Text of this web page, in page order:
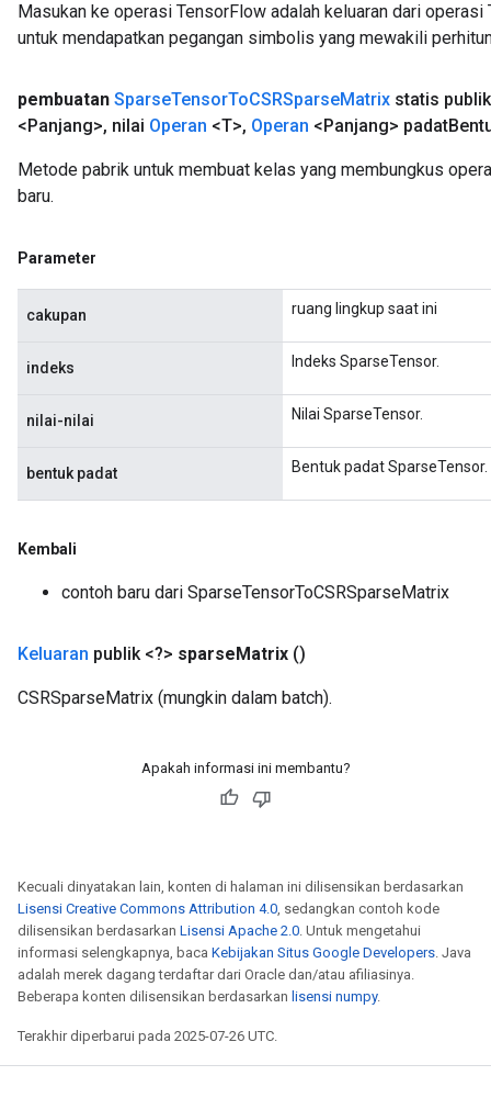
Masukan ke operasi TensorFlow adalah keluaran dari
untuk mendapatkan pegangan simbolis yang mewakili
pembuatan SparseTensorToCSRSparseMatrix statis publik
<Panjang>, nilai Operan <T>, Operan <Panjang> padat
Metode pabrik untuk membuat kelas yang membungkus
baru.
Parameter
cakupan ruang lingkup saat ini
indeks Indeks SparseTensor.
nilai-nilai Nilai SparseTensor.
bentuk padat Bentuk padat SparseTensor.
Kembali
contoh baru dari SparseTensorToCSRSparseMatrix
Keluaran publik <?> sparseMatrix ()
CSRSparseMatrix (mungkin dalam batch).
Apakah informasi ini membantu?
Kecuali dinyatakan lain, konten di halaman ini dilisensikan berdasarkan
Lisensi Creative Commons Attribution 4.0, sedangkan contoh kode
dilisensikan berdasarkan Lisensi Apache 2.0. Untuk mengetahui
informasi selengkapnya, baca Kebijakan Situs Google Developers. Java
adalah merek dagang terdaftar dari Oracle dan/atau afiliasinya.
Beberapa konten dilisensikan berdasarkan lisensi numpy.
Terakhir diperbarui pada 2025-07-26 UTC.